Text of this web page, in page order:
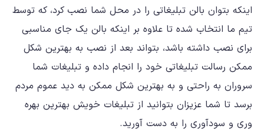
اینکه بتوان بالن تبلیغاتی را در محل شما نصب کرد، که توسط
تیم ما انتخاب شده تا علاوه بر اینکه بالن یک جای مناسبی
برای نصب داشته باشد، بتواند بعد از نصب به بهترین شکل
ممکن رسالت تبلیغاتی خود را انجام داده و تبلیغات شما
سروران به راحتی و به بهترین شکل ممکن به دید عموم مردم
برسد تا شما عزیزان بتوانید از تبلیغات خویش بهترین بهره
وری و سودآوری را به دست آورید.